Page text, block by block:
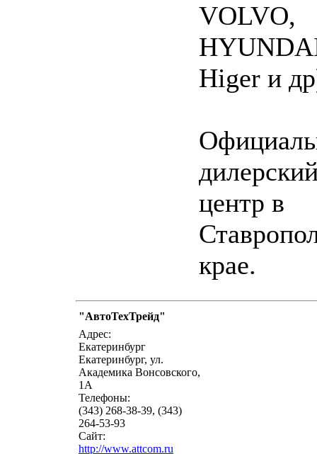
VOLVO,
Higer и
центр в
крае.
"АвтоТехТрейд"
Адрес:
Екатеринбург
Екатеринбург, ул.
Академика Вонсовского,
1А
Телефоны:
(343) 268-38-39, (343)
264-53-93
Сайт:
http://www.attcom.ru